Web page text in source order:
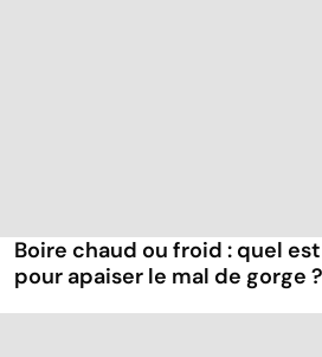
Boire chaud ou froid : quel
pour apaiser le mal de gorge ?